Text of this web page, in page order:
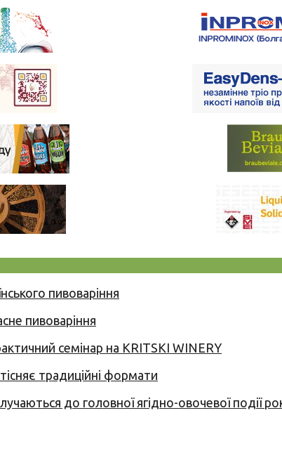
пивоваріння
пивоваріння
семінар на KRITSKI WINERY
традиційні формати
до головної ягідно-овочевої події